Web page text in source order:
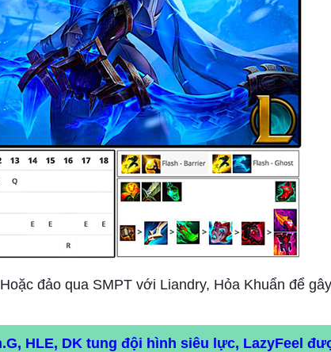
đảo qua SMPT với Liandry, Hỏa Khuẩn để
HLE, DK tung đội hình siêu lực, LazyFeel